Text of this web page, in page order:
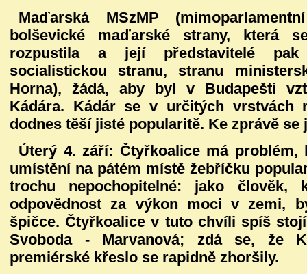
Maďarská MSzMP
bolševické maďarské strany, která
rozpustila a její představitelé pak
socialistickou stranu, stranu
Horna), žádá, aby byl v Budapešti
Kádára. Kádár se v určitých vrstvách
dodnes těší jisté popularitě. Ke zprávě se
Úterý 4. září: Čtyřkoalice má problém,
umístění na pátém místě žebříčku
trochu nepochopitelné: jako člověk,
odpovědnost za výkon moci v zemi,
špičce. Čtyřkoalice v tuto chvíli spíš
Svoboda - Marvanová; zdá se, že
premiérské křeslo se rapidně zhoršily.